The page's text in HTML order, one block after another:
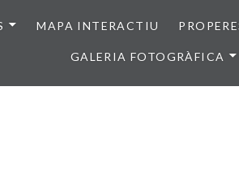
MAPA INTERACTIU
GALERIA FOTOGRÀFICA